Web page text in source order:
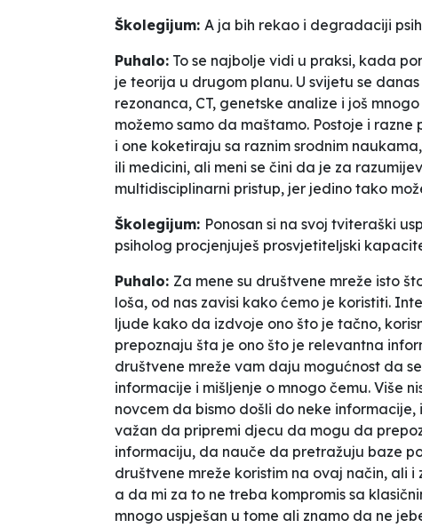
Školegijum: A ja bih rekao i degradaciji
Puhalo: To se najbolje vidi u praksi, kada
je teorija u drugom planu. U svijetu se
rezonanca, CT, genetske analize i još
možemo samo da maštamo. Postoje i
i one koketiraju sa raznim srodnim
ili medicini, ali meni se čini da je za
multidisciplinarni pristup, jer jedino tako
Školegijum: Ponosan si na svoj tviteraški
psiholog procjenjuješ prosvjetiteljski
Puhalo: Za mene su društvene mreže isto
loša, od nas zavisi kako ćemo je koristiti.
ljude kako da izdvoje ono što je tačno,
prepoznaju šta je ono što je relevantna
društvene mreže vam daju mogućnost da
informacije i mišljenje o mnogo čemu. Više
novcem da bismo došli do neke
važan da pripremi djecu da mogu da
informaciju, da nauče da pretražuju baze
društvene mreže koristim na ovaj način, ali
a da mi za to ne treba kompromis sa
mnogo uspješan u tome ali znamo da ne